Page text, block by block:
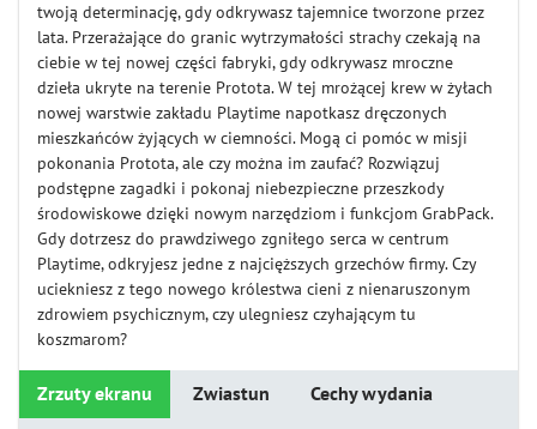
twoją determinację, gdy odkrywasz tajemnice tworzone przez
lata. Przerażające do granic wytrzymałości strachy czekają na
ciebie w tej nowej części fabryki, gdy odkrywasz mroczne
dzieła ukryte na terenie Protota. W tej mrożącej krew w żyłach
nowej warstwie zakładu Playtime napotkasz dręczonych
mieszkańców żyjących w ciemności. Mogą ci pomóc w misji
pokonania Protota, ale czy można im zaufać? Rozwiązuj
podstępne zagadki i pokonaj niebezpieczne przeszkody
środowiskowe dzięki nowym narzędziom i funkcjom GrabPack.
Gdy dotrzesz do prawdziwego zgniłego serca w centrum
Playtime, odkryjesz jedne z najcięższych grzechów firmy. Czy
uciekniesz z tego nowego królestwa cieni z nienaruszonym
zdrowiem psychicznym, czy ulegniesz czyhającym tu
koszmarom?
Zrzuty ekranu Zwiastun Cechy wydania